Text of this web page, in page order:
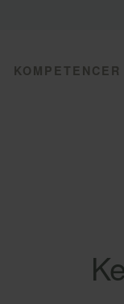
KOMPETENCER